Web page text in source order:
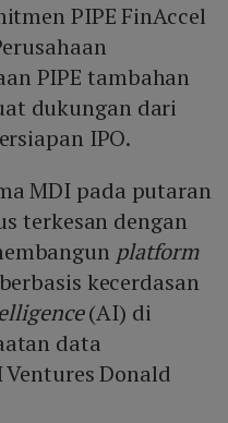
PIPE FinAccel
PIPE tambahan
dukungan dari
IPO.
MDI pada putaran
terkesan dengan
platform
kecerdasan
(AI) di
data
Donald